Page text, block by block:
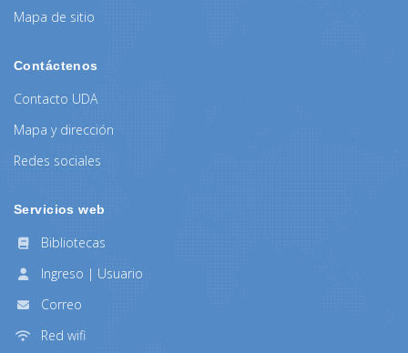
Mapa de sitio
Contáctenos
Contacto UDA
Mapa y dirección
Redes sociales
Servicios web
Bibliotecas
Ingreso | Usuario
Correo
Red wifi